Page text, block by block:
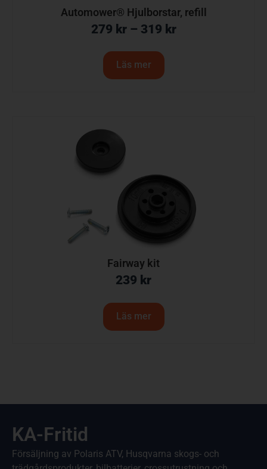
Automower® Hjulborstar, refill
279 kr – 319 kr
Läs mer
Fairway kit
239 kr
Läs mer
KA-Fritid
Försäljning av Polaris ATV, Husqvarna skogs- och